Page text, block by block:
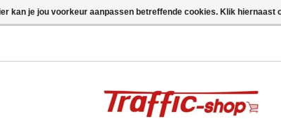
kan je jou voorkeur aanpassen betreffende cookies. Klik hiernaast